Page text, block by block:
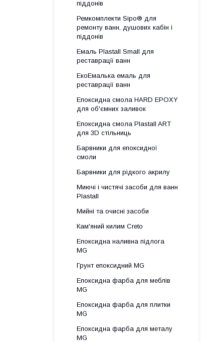
піддонів
Ремкомплекти Sipo® для
ремонту ванн, душових кабін і
піддонів
Емаль Plastall Small для
реставрації ванн
ЕкоЕмалька емаль для
реставрації ванн
Епоксидна смола HARD EPOXY
для об'ємних заливок
Епоксидна смола Plastall ART
для 3D стільниць
Барвники для епоксидної
смоли
Барвники для рідкого акрилу
Миючі і чистячі засоби для ванн
Plastall
Мийні та очисні засоби
Кам'яний килим Creto
Епоксидна наливна підлога
MG
Грунт епоксидний MG
Епоксидна фарба для меблів
MG
Епоксидна фарба для плитки
MG
Епоксидна фарба для металу
MG